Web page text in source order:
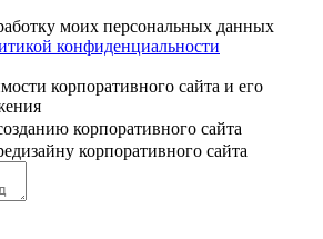
моих персональных данных
конфиденциальности
корпоративного сайта и его
корпоративного сайта
корпоративного сайта